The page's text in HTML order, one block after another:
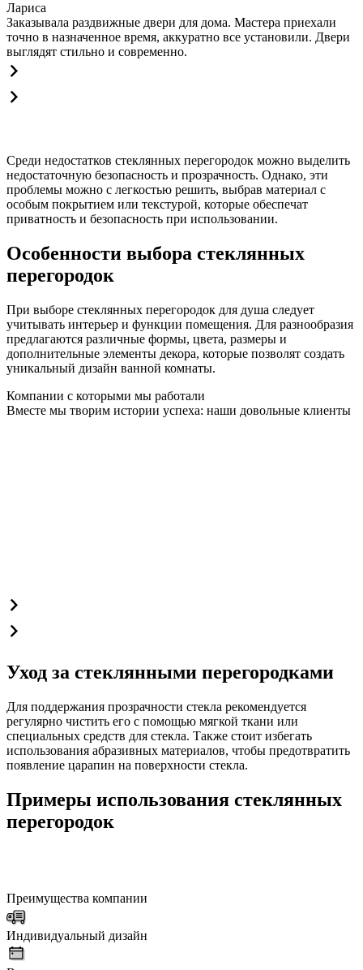
Лариса
Заказывала раздвижные двери для дома. Мастера приехали
точно в назначенное время, аккуратно все установили. Двери
выглядят стильно и современно.
Среди недостатков стеклянных перегородок можно выделить
недостаточную безопасность и прозрачность. Однако, эти
проблемы можно с легкостью решить, выбрав материал с
особым покрытием или текстурой, которые обеспечат
приватность и безопасность при использовании.
Особенности выбора стеклянных
перегородок
При выборе стеклянных перегородок для душа следует
учитывать интерьер и функции помещения. Для разнообразия
предлагаются различные формы, цвета, размеры и
дополнительные элементы декора, которые позволят создать
уникальный дизайн ванной комнаты.
Компании с которыми мы работали
Вместе мы творим истории успеха: наши довольные клиенты
Уход за стеклянными перегородками
Для поддержания прозрачности стекла рекомендуется
регулярно чистить его с помощью мягкой ткани или
специальных средств для стекла. Также стоит избегать
использования абразивных материалов, чтобы предотвратить
появление царапин на поверхности стекла.
Примеры использования стеклянных
перегородок
Преимущества компании
Индивидуальный дизайн